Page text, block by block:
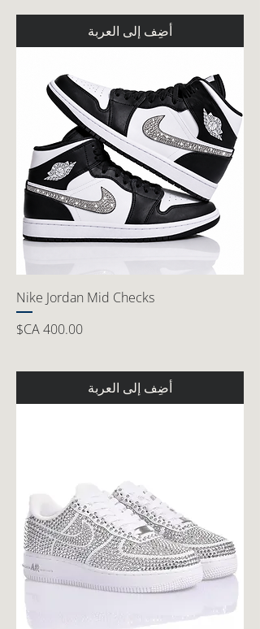
أضِف إلى العربة
Nike Jordan Mid Checks
السعر
أضِف إلى العربة